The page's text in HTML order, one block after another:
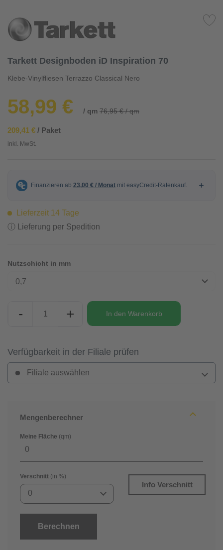
Tarkett Designboden iD Inspiration 70
Klebe-Vinylfliesen Terrazzo Classical Nero
58,99 € / qm 76,95 € / qm
209,41 € / Paket
inkl. MwSt.
Lieferzeit 14 Tage
ⓘ Lieferung per Spedition
Nutzschicht in mm
0,7
- + In den Warenkorb
Verfügbarkeit in der Filiale prüfen
Filiale auswählen
Mengenberechner
Meine Fläche (qm)
Verschnitt (in %)
0
Info Verschnitt
Berechnen